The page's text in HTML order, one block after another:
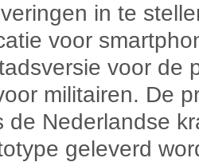
in te
voor
voor de
militairen. De
de Nederlandse
geleverd